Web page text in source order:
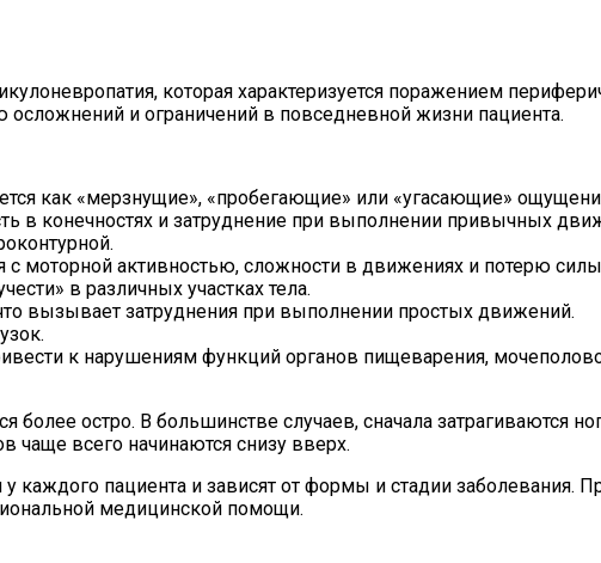
которая характеризуется поражением
и ограничений в повседневной жизни пациента.
как «мерзнущие», «пробегающие» или «угасающие»
конечностях и затруднение при выполнении привычных
моторной активностью, сложности в движениях и потерю
в различных участках тела.
вызывает затруднения при выполнении простых движений.
к нарушениям функций органов пищеварения,
остро. В большинстве случаев, сначала затрагиваются
чаще всего начинаются снизу вверх.
пациента и зависят от формы и стадии заболевания.
медицинской помощи.